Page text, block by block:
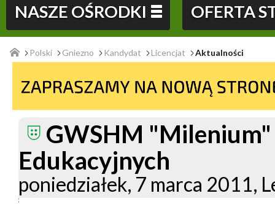
NASZE OŚRODKI OFERTA
Polski Gniezno Kandydat Licencjat Aktualności
GWSHM "Milenium"
Edukacyjnych
poniedziałek, 7 marca 2011,